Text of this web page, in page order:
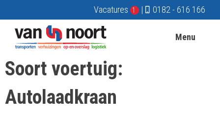
Vacatures 1 | 0182 - 616 166
Menu
Soort voertuig:
Autolaadkraan